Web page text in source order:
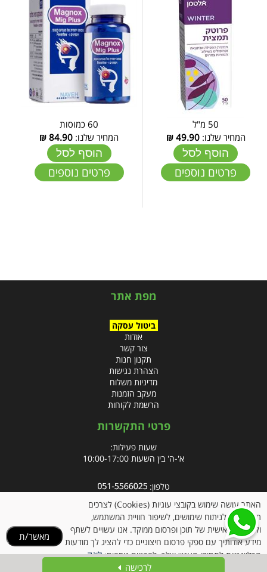
50 מ"ל
המחיר שלנו:49.90
₪
הוסף לסל
פרטים נוספים
60 כמוסות
המחיר שלנו: 84.90
₪
הוסף לסל
פרטים נוספים
מפת אתר
ביטול עסקה
אודות
צור קשר
תקנון חנות
הצהרת נגישות
מדיניות משלוח
מעקב הזמנות
הרשמת לקוחות
פרטי התקשרות
שעות פעילות:
א'-ה' בין השעות 10:00-17:00
טלפון:
אימייל:info@clubpharm.co.il
כתובת : קניון M הדרך, צומת ינאי, מושב בית חירות 40291
לרכישה
האתר עושה שימוש בקובצי עוגיות (Cookies) לצרכים
תפעוליים, לניתוח שימושים, לשיפור חוויית המשתמש,
ולהתאמה אישית של תוכן ופרסום ממוקד. אנו עשויים לשתף
מידע אודותיך עם ספקי פרסום חיצוניים כדי להציג לך מודעות
הרלוונטיות לתחומי העניין שלך. לפרטים נוספים:לינק
מאשר/ת